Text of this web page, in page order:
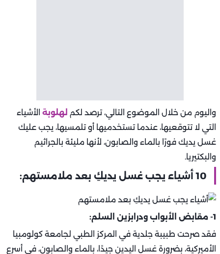
واليوم من خلال الموضوع التالي، ترصد لكم لهلوبة الأشياء
التي لا تتوقعيها، عندما تستخدميها أو تلمسيها، يجب عليك
غسل يديك فورًا بالماء والصابون، لأنها مليئة بالجراثيم
والبكتيريا.
10 أشياء يجب غسل يديكِ بعد ملامستهم:
1- مقابض الأبواب ودرابزين السلم:
فقد صرحت طبيبة جلدية في المركز الطبي لجامعة كولومبيا
الأميركية، بضرورة غسل اليدين جيدًا، بالماء والصابون، في أسرع